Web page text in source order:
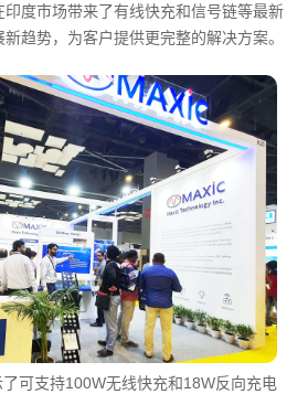
度市场带来了有线快充和信号链等最新
趋势，为客户提供更完整的解决方案。
可支持100W无线快充和18W反向充电